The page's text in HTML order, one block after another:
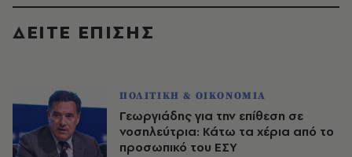
ΔΕΙΤΕ ΕΠΙΣΗΣ
ΠΟΛΙΤΙΚΗ & ΟΙΚΟΝΟΜΙΑ
Γεωργιάδης για την επίθεση σε
νοσηλεύτρια: Κάτω τα χέρια από το
προσωπικό του ΕΣΥ